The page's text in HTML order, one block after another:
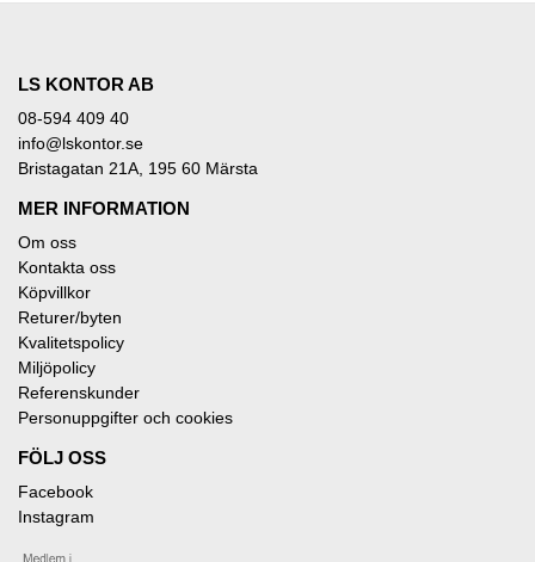
LS KONTOR AB
08-594 409 40
info@lskontor.se
Bristagatan 21A, 195 60 Märsta
MER INFORMATION
Om oss
Kontakta oss
Köpvillkor
Returer/byten
Kvalitetspolicy
Miljöpolicy
Referenskunder
Personuppgifter och cookies
FÖLJ OSS
Facebook
Instagram